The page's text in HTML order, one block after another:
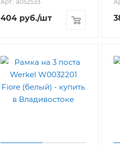
Арт.: a052533
404 руб./шт